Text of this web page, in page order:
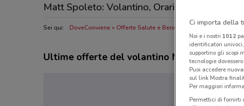
Matt Spoleto: Volantino, Orari di apertura e
Sei qui: DoveConviene Offerte Salute e Benessere a Spoleto
Ultime offerte del volantino Matt
Ci importa della
Noi e i nostri 1012
identificatori
supportino gli scopi
tecnologie
Puoi accedere
sul link Mostra
Per maggiori
Permettici di fornirti